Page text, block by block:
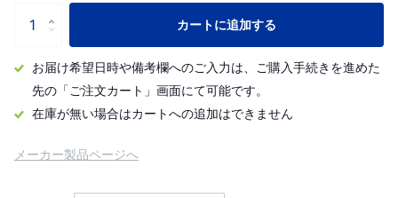
カートに追加する
お届け希望日時や備考欄へのご入力は、ご購入手続きを進めた
先の「ご注文カート」画面にて可能です。
在庫が無い場合はカートへの追加はできません
メーカー製品ページへ